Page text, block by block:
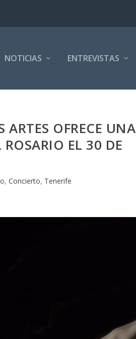
NOTICIAS ENTREVISTAS
ARTES OFRECE UNA
EL 30 DE
, Concierto, Tenerife